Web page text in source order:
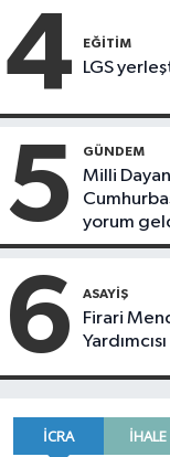
4 EĞITIM
LGS
5 GÜNDEM
Milli
yorum
6 ASAYIŞ
Firari